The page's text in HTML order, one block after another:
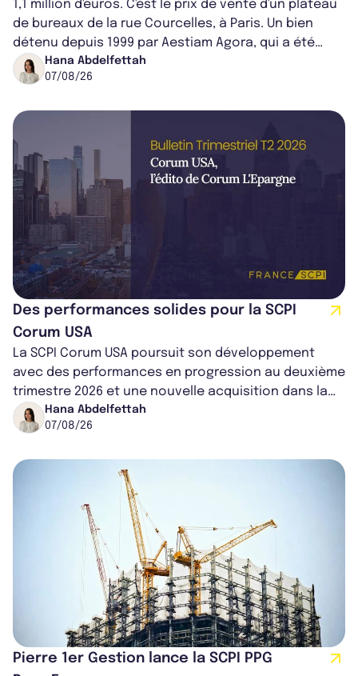
1,1 million d'euros. C'est le prix de vente d'un plateau
de bureaux de la rue Courcelles, à Paris. Un bien
détenu depuis 1999 par Aestiam Agora, qui a été
cédé avec une plus-value...
Hana Abdelfettah
07/08/26
Des performances solides pour la SCPI
Corum USA
La SCPI Corum USA poursuit son développement
avec des performances en progression au deuxième
trimestre 2026 et une nouvelle acquisition dans la
région de Chicago. Entre hausse de...
Hana Abdelfettah
07/08/26
Pierre 1er Gestion lance la SCPI PPG